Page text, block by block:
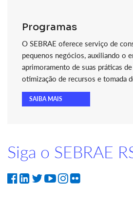
Programas
O SEBRAE oferece serviço de
pequenos negócios, auxiliando o
aprimoramento de suas práticas
otimização de recursos e tomada
SAIBA MAIS
Siga o SEBRAE